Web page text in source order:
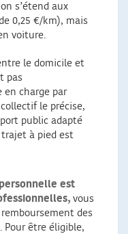
s’étend aux
0,25 €/km), mais
voiture.
le domicile et
pas
en charge par
le précise,
public adapté
à pied est
est
vous
des
Pour être éligible,